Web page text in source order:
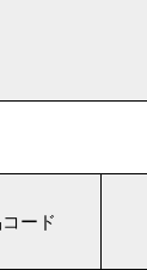
ード